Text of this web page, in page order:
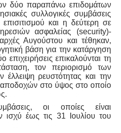
δύο παραπάνω επιδομάτων
συλλογικές συμβάσεις
και η δεύτερη σε
ασφαλείας (security)-
Αυγούστου και τέθηκαν,
βάση για την κατάργηση
επικαλούνται τη
τον περιορισμό των
έλλειψη ρευστότητας και την
στο ύψος στο οποίο
οι οποίες είναι
ισχύ έως τις 31 Ιουλίου του